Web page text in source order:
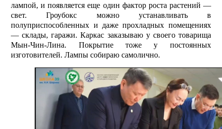
лампой, и появляется еще один фактор роста растений —
свет. Гроубокс можно устанавливать в
полуприспособленных и даже прохладных помещениях
— склады, гаражи. Каркас заказываю у своего товарища
Мын-Чин-Лина. Покрытие тоже у постоянных
изготовителей. Лампы собираю самолично.